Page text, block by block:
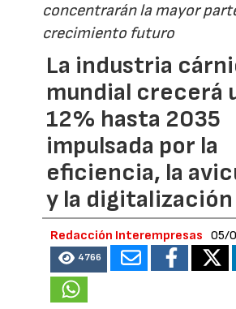
concentrarán la mayor
crecimiento futuro
La industria
mundial crecerá
12% hasta 2035
impulsada por la
eficiencia, la
y la digitalización
Redacción Interempresas 05/
4766